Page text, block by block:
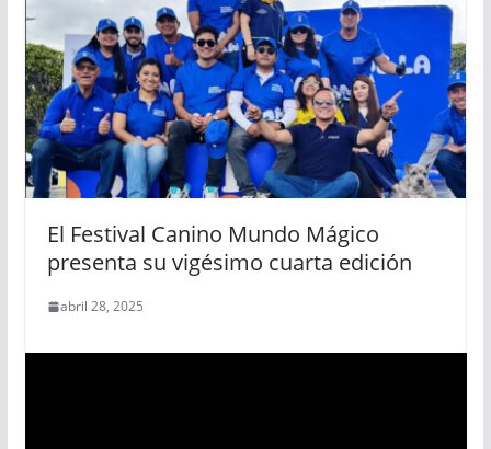
El Festival Canino Mundo Mágico
presenta su vigésimo cuarta edición
abril 28, 2025